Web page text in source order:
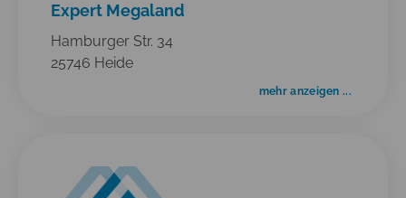
Expert Megaland
Hamburger Str. 34
25746 Heide
mehr anzeigen ...